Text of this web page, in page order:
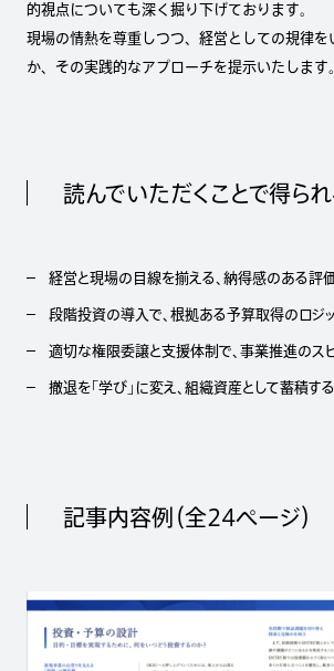
的視点についても深く掘り下げております。
現場の情熱を尊重しつつ、経営としての規律を
か、その実践的なアプローチを提示いたします
読んでいただくことで得られ
経営と現場の目線を揃える、納得感のある評
段階投資の導入で、根拠ある予算取得のロジ
適切な権限委譲と支援体制で、事業推進のス
撤退を「学び」に変え、組織資産として蓄積す
記事内容例（全24ページ）